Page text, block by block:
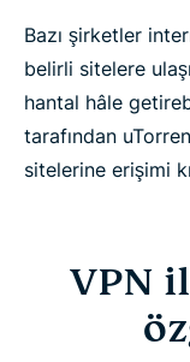
Bazı şirketler
belirli sitelere
hantal hâle
tarafından
sitelerine erişimi
VPN